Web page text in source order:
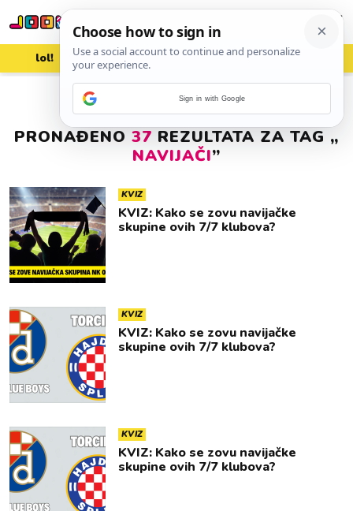
lol! aww vrh! woot?!
PRONAĐENO 37 REZULTATA ZA TAG „
NAVIJAČI”
KVIZ
KVIZ: Kako se zovu navijačke
skupine ovih 7/7 klubova?
KVIZ
KVIZ: Kako se zovu navijačke
skupine ovih 7/7 klubova?
KVIZ
KVIZ: Kako se zovu navijačke
skupine ovih 7/7 klubova?
Sign in with Google